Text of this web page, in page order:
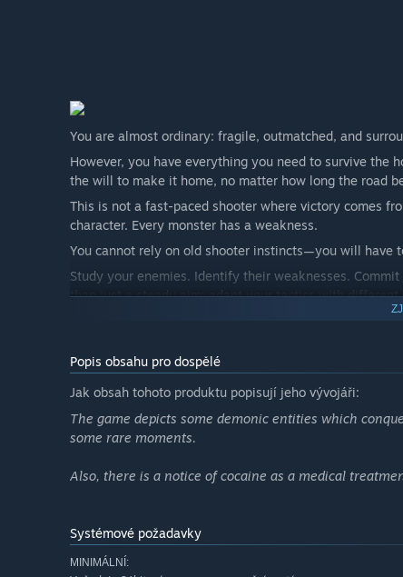
You are almost ordinary: fragile, outmatched, and
However, you have everything you need to survive the
the will to make it home, no matter how long the road
This is not a fast-paced shooter where victory comes
character. Every monster has a weakness.
You cannot rely on old shooter instincts—you will have
Study your enemies. Identify their weaknesses.
than just a steady aim: adapt your tactics with
granted through occult means, and anything else you
Popis obsahu pro dospělé
Jak obsah tohoto produktu popisují jeho vývojáři:
The game depicts some demonic entities which
some rare moments.
Also, there is a notice of cocaine as a medical
Systémové požadavky
MINIMÁLNÍ: